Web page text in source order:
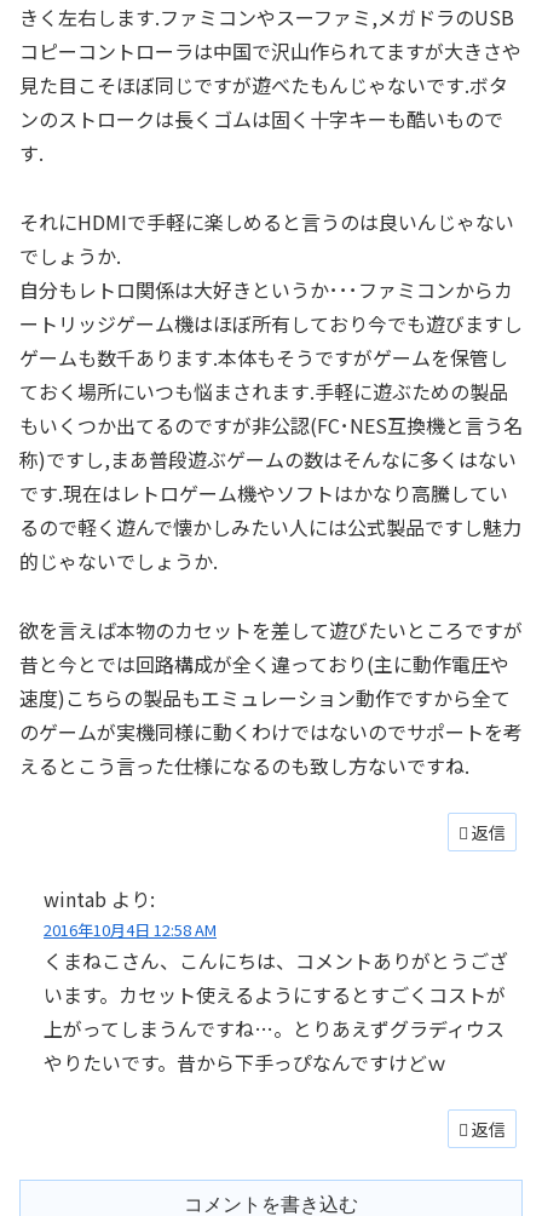
きく左右します.ファミコンやスーファミ,メガドラのUSB
コピーコントローラは中国で沢山作られてますが大きさや
見た目こそほぼ同じですが遊べたもんじゃないです.ボタ
ンのストロークは長くゴムは固く十字キーも酷いもので
す.
それにHDMIで手軽に楽しめると言うのは良いんじゃない
でしょうか.
自分もレトロ関係は大好きというか･･･ファミコンからカ
ートリッジゲーム機はほぼ所有しており今でも遊びますし
ゲームも数千あります.本体もそうですがゲームを保管し
ておく場所にいつも悩まされます.手軽に遊ぶための製品
もいくつか出てるのですが非公認(FC･NES互換機と言う名
称)ですし,まあ普段遊ぶゲームの数はそんなに多くはない
です.現在はレトロゲーム機やソフトはかなり高騰してい
るので軽く遊んで懐かしみたい人には公式製品ですし魅力
的じゃないでしょうか.
欲を言えば本物のカセットを差して遊びたいところですが
昔と今とでは回路構成が全く違っており(主に動作電圧や
速度)こちらの製品もエミュレーション動作ですから全て
のゲームが実機同様に動くわけではないのでサポートを考
えるとこう言った仕様になるのも致し方ないですね.
返信
wintab より:
2016年10月4日 12:58 AM
くまねこさん、こんにちは、コメントありがとうござ
います。カセット使えるようにするとすごくコストが
上がってしまうんですね…。とりあえずグラディウス
やりたいです。昔から下手っぴなんですけどｗ
返信
コメントを書き込む